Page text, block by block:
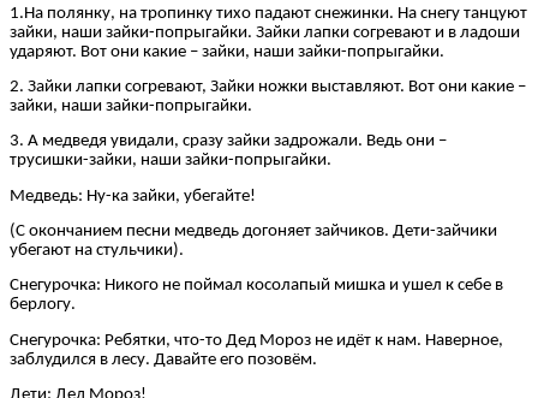
1.На полянку, на тропинку тихо падают снежинки. На снегу танцуют
зайки, наши зайки-попрыгайки. Зайки лапки согревают и в ладоши
ударяют. Вот они какие – зайки, наши зайки-попрыгайки.
2. Зайки лапки согревают, Зайки ножки выставляют. Вот они какие –
зайки, наши зайки-попрыгайки.
3. А медведя увидали, сразу зайки задрожали. Ведь они –
трусишки-зайки, наши зайки-попрыгайки.
Медведь: Ну-ка зайки, убегайте!
(С окончанием песни медведь догоняет зайчиков. Дети-зайчики
убегают на стульчики).
Снегурочка: Никого не поймал косолапый мишка и ушел к себе в
берлогу.
Снегурочка: Ребятки, что-то Дед Мороз не идёт к нам. Наверное,
заблудился в лесу. Давайте его позовём.